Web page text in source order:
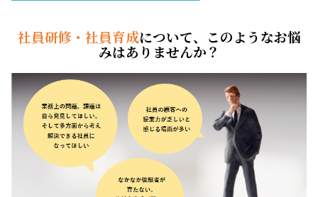
社員研修・社員育成について、このようなお悩
みはありませんか？